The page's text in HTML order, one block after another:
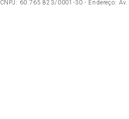
CNPJ: 60.765.823/0001-30 - Endereço: